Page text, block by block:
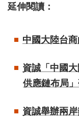
延伸閱讀：
中國大陸台
資誠「中國
供應鏈布局
資誠舉辦兩